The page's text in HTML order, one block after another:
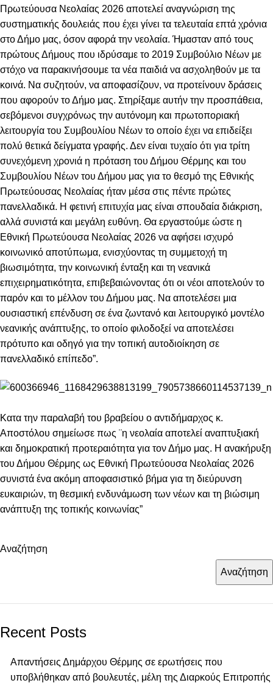
Πρωτεύουσα Νεολαίας 2026 αποτελεί αναγνώριση της
συστηματικής δουλειάς που έχει γίνει τα τελευταία επτά χρόνια
στο Δήμο μας, όσον αφορά την νεολαία. Ήμασταν από τους
πρώτους Δήμους που ιδρύσαμε το 2019 Συμβούλιο Νέων με
στόχο να παρακινήσουμε τα νέα παιδιά να ασχοληθούν με τα
κοινά. Να συζητούν, να αποφασίζουν, να προτείνουν δράσεις
που αφορούν το Δήμο μας. Στηρίξαμε αυτήν την προσπάθεια,
σεβόμενοι συγχρόνως την αυτόνομη και πρωτοποριακή
λειτουργία του Συμβουλίου Νέων το οποίο έχει να επιδείξει
πολύ θετικά δείγματα γραφής. Δεν είναι τυχαίο ότι για τρίτη
συνεχόμενη χρονιά η πρόταση του Δήμου Θέρμης και του
Συμβουλίου Νέων του Δήμου μας για το θεσμό της Εθνικής
Πρωτεύουσας Νεολαίας ήταν μέσα στις πέντε πρώτες
πανελλαδικά. Η φετινή επιτυχία μας είναι σπουδαία διάκριση,
αλλά συνιστά και μεγάλη ευθύνη. Θα εργαστούμε ώστε η
Εθνική Πρωτεύουσα Νεολαίας 2026 να αφήσει ισχυρό
κοινωνικό αποτύπωμα, ενισχύοντας τη συμμετοχή τη
βιωσιμότητα, την κοινωνική ένταξη και τη νεανικά
επιχειρηματικότητα, επιβεβαιώνοντας ότι οι νέοι αποτελούν το
παρόν και το μέλλον του Δήμου μας. Να αποτελέσει μια
ουσιαστική επένδυση σε ένα ζωντανό και λειτουργικό μοντέλο
νεανικής ανάπτυξης, το οποίο φιλοδοξεί να αποτελέσει
πρότυπο και οδηγό για την τοπική αυτοδιοίκηση σε
πανελλαδικό επίπεδο”.
Κατα την παραλαβή του βραβείου ο αντιδήμαρχος κ.
Αποστόλου σημείωσε πως ¨η νεολαία αποτελεί αναπτυξιακή
και δημοκρατική προτεραιότητα για τον Δήμο μας. Η ανακήρυξη
του Δήμου Θέρμης ως Εθνική Πρωτεύουσα Νεολαίας 2026
συνιστά ένα ακόμη αποφασιστικό βήμα για τη διεύρυνση
ευκαιριών, τη θεσμική ενδυνάμωση των νέων και τη βιώσιμη
ανάπτυξη της τοπικής κοινωνίας”
Αναζήτηση
Αναζήτηση
Recent Posts
Απαντήσεις Δημάρχου Θέρμης σε ερωτήσεις που
υποβλήθηκαν από βουλευτές, μέλη της Διαρκούς Επιτροπής